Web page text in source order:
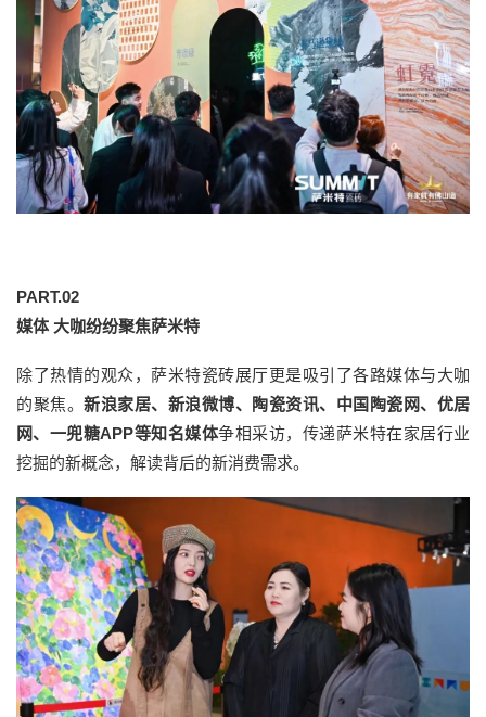
PART.02
媒体 大咖纷纷聚焦萨米特
除了热情的观众，萨米特瓷砖展厅更是吸引了各路媒体与大咖
的聚焦。 新浪家居、新浪微博、陶瓷资讯、中国陶瓷网、优居
网、一兜糖APP等知名媒体争相采访，传递萨米特在家居行业
挖掘的新概念，解读背后的新消费需求。